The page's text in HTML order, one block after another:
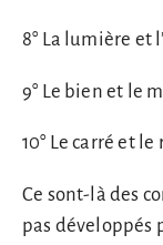
8° La lumière et
9° Le bien et le
10° Le carré et
Ce sont-là des
pas développés